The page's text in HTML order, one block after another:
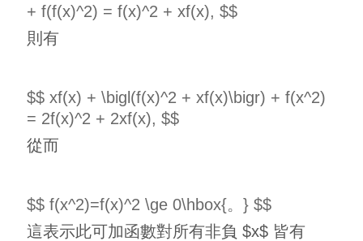
+ f(f(x)^2) = f(x)^2 + xf(x), $$
則有
$$ xf(x) + \bigl(f(x)^2 + xf(x)\bigr) + f(x^2)
= 2f(x)^2 + 2xf(x), $$
從而
$$ f(x^2)=f(x)^2 \ge 0\hbox{。} $$
這表示此可加函數對所有非負 $x$ 皆有